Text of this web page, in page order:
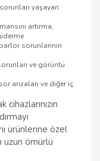
yaşayan
artırma,
sorunlarının
ve görüntü
arızaları ve diğer iç
ürünlerine özel
uzun ömürlü